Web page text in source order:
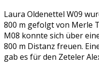
Laura Oldenettel W09
800 m gefolgt von Merle
M08 konnte sich über
800 m Distanz freuen.
gab es für den Zeteler